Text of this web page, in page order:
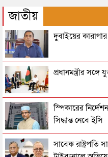
জাতীয়
দুবাইয়ের
প্রধানমন্ত্রীর
স্পিকারের
সিদ্ধান্ত নেবে ইসি
সাবেক রাষ্ট্রপতি